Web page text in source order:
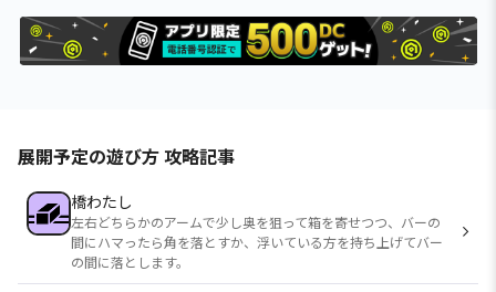
展開予定の遊び方 攻略記事
橋わたし
左右どちらかのアームで少し奥を狙って箱を寄せつつ、バーの
間にハマったら角を落とすか、浮いている方を持ち上げてバー
の間に落とします。